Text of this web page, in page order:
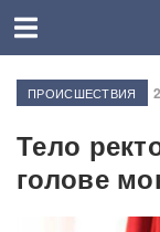
ПРОИСШЕСТВИЯ
Тело
голове